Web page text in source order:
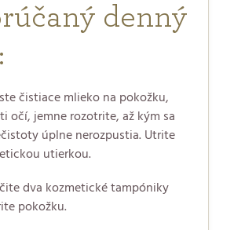
denný
čistiace mlieko na pokožku,
očí, jemne rozotrite, až kým sa
úplne nerozpustia. Utrite
utierkou.
dva kozmetické tampóniky
pokožku.